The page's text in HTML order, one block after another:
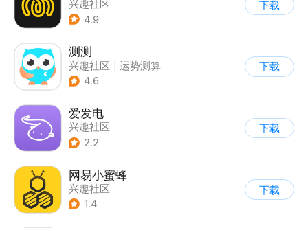
兴趣社区
4.9
下载
测测
兴趣社区
运势测算
4.6
下载
爱发电
兴趣社区
2.2
下载
网易小蜜蜂
兴趣社区
1.4
下载